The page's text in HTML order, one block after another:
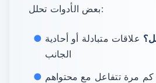
بعض الأدوات تحلل:
علاقات متبادلة أو أحادية
الجانب
كم مرة تتفاعل مع محتواهم